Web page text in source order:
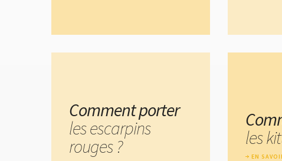
Comment porter
les escarpins
rouges ?
les
EN